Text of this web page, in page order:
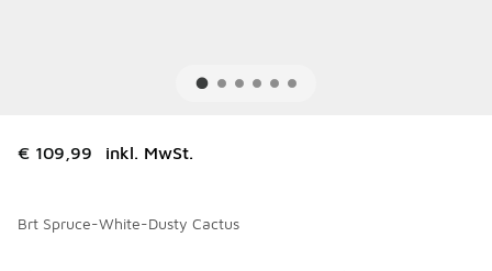
€ 109,99 inkl. MwSt.
Brt Spruce-White-Dusty Cactus